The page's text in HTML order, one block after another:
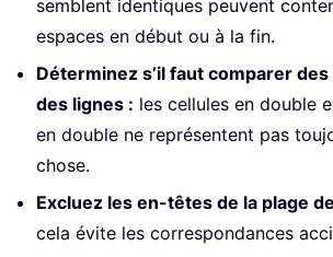
semblent identiques peuvent
espaces en début ou à la fin.
Déterminez s’il faut comparer
des lignes : les cellules en double
en double ne représentent pas
chose.
Excluez les en-têtes de la plage
cela évite les correspondances